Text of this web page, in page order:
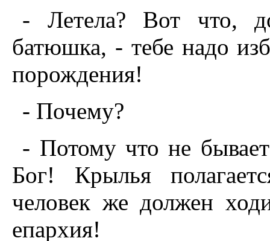
- Летела? Вот что,
батюшка, - тебе надо
порождения!
- Почему?
- Потому что не
Бог! Крылья
человек же должен
епархия!